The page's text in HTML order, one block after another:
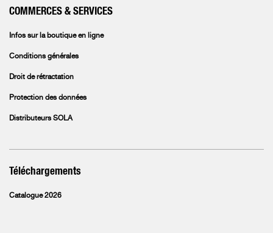
COMMERCES & SERVICES
Infos sur la boutique en ligne
Conditions générales
Droit de rétractation
Protection des données
Distributeurs SOLA
Téléchargements
Catalogue 2026